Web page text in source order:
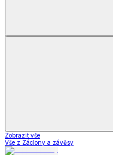
Zobrazit vše
Vše z Záclony a závěsy